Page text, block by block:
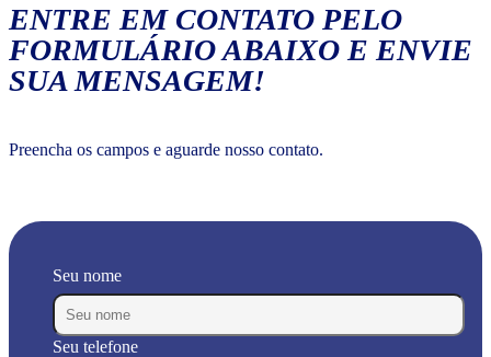
ENTRE EM CONTATO PELO
FORMULÁRIO ABAIXO E ENVIE
SUA MENSAGEM!
Preencha os campos e aguarde nosso contato.
Seu nome
Seu telefone